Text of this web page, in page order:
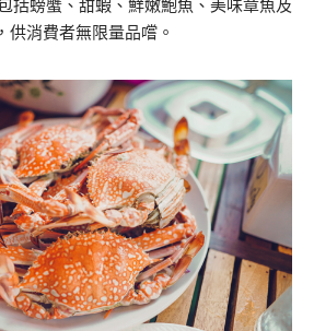
括螃蟹、甜蝦、鮮嫩鮑魚、美味章魚及
供消費者無限量品嚐。